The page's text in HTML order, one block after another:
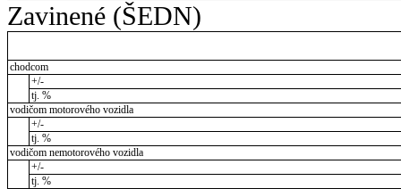
Zavinené (ŠEDN)
chodcom
+/-
tj. %
vodičom motorového vozidla
+/-
tj. %
vodičom nemotorového vozidla
+/-
tj. %